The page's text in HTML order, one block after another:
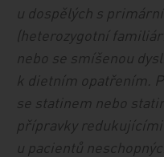
u dospělých s
(heterozygotní
nebo se smíšenou
k dietním opatřením.
se statinem nebo
přípravky
u pacientů